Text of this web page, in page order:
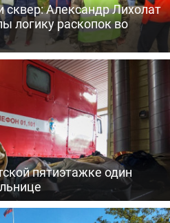
Александр Лихолат
логику раскопок во
пятиэтажке один